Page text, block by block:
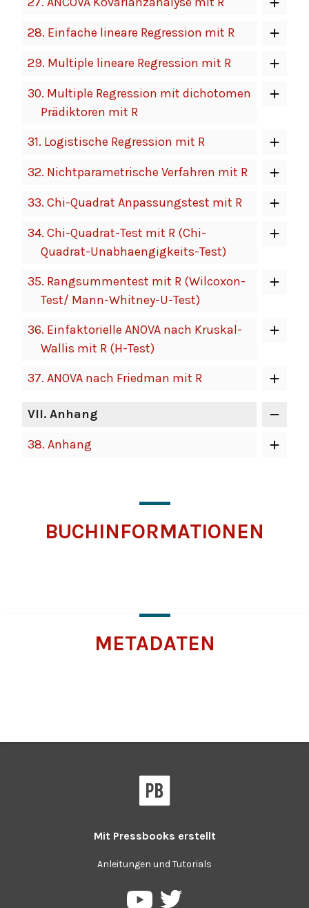
28. Einfache lineare Regression mit R
29. Multiple lineare Regression mit R
30. Multiple Regression mit dichotomen
Prädiktoren mit R
31. Logistische Regression mit R
32. Nichtparametrische Verfahren mit R
33. Chi-Quadrat Anpassungstest mit R
34. Chi-Quadrat-Test mit R (Chi-
Quadrat-Unabhaengigkeits-Test)
35. Rangsummentest mit R (Wilcoxon-
Test/ Mann-Whitney-U-Test)
36. Einfaktorielle ANOVA nach Kruskal-
Wallis mit R (H-Test)
37. ANOVA nach Friedman mit R
VII. Anhang
38. Anhang
BUCHINFORMATIONEN
für
weitere
METADATEN
weitere
Informationen
Mit Pressbooks erstellt
Anleitungen und Tutorials
PressbooksPressbooks